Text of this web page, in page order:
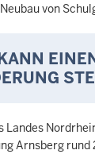
von
Landes
Arnsberg rund